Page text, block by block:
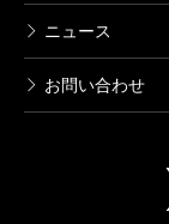
ニュース
お問い合わせ